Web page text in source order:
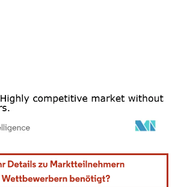
Wiederverwendung erfordert Namensnennung gemäß